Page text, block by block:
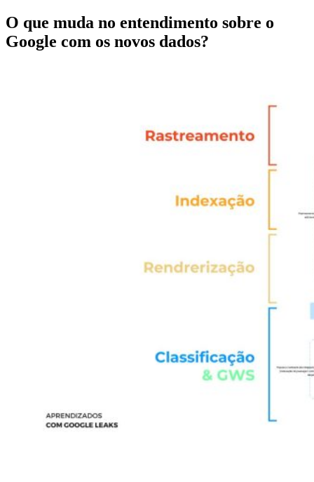
O que muda no entendimento sobre o
Google com os novos dados?